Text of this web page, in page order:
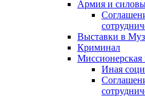
Армия и
Выставки в
Криминал
Миссионерская
Иная